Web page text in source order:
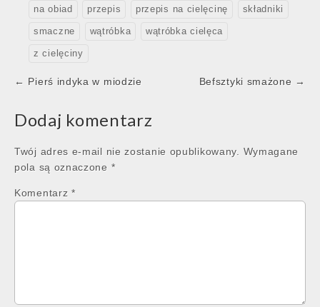
na obiad przepis przepis na cielęcinę składniki
smaczne wątróbka wątróbka cielęca
z cielęciny
Post
← Pierś indyka w miodzie Befsztyki smażone →
Dodaj komentarz
Twój adres e-mail nie zostanie opublikowany.
Wymagane
pola są oznaczone *
Komentarz *